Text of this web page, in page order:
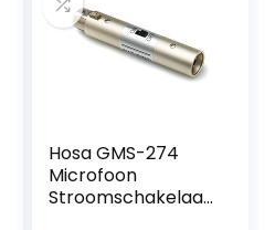
Hosa GMS-274
Microfoon
Stroomschakelaar,